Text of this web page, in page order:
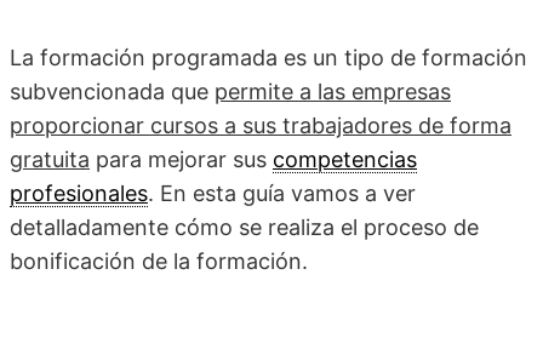
La formación programada es un tipo de formación
subvencionada que permite a las empresas
proporcionar cursos a sus trabajadores de forma
gratuita para mejorar sus competencias
profesionales. En esta guía vamos a ver
detalladamente cómo se realiza el proceso de
bonificación de la formación.